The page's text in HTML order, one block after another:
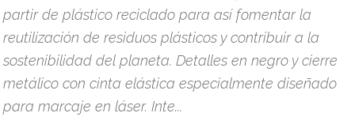
partir de plástico reciclado para así fomentar la
reutilización de residuos plásticos y contribuir a la
sostenibilidad del planeta. Detalles en negro y cierre
metálico con cinta elástica especialmente diseñado
para marcaje en láser. Inte...